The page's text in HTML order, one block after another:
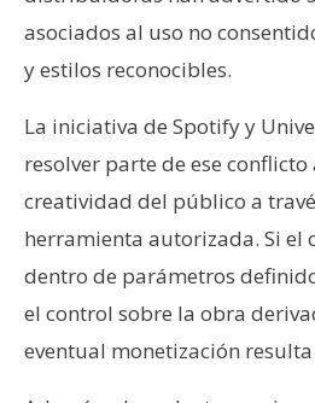
asociados al uso no
y estilos reconocibles.
La iniciativa de Spotify y
resolver parte de ese
creatividad del público a
herramienta autorizada. Si el
dentro de parámetros
el control sobre la obra
eventual monetización